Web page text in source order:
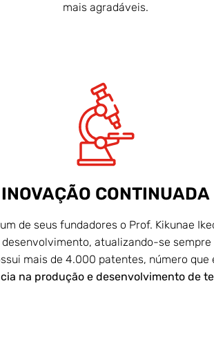
mais agradáveis.
INOVAÇÃO CONTINUADA
de seus fundadores o Prof. Kikunae
atualizando-se
mais de 4.000 patentes, número que
na produção e desenvolvimento de